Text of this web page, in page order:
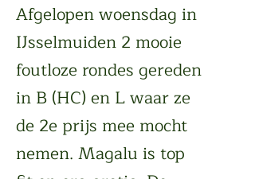
Afgelopen woensdag in
IJsselmuiden 2 mooie
foutloze rondes gereden
in B (HC) en L waar ze
de 2e prijs mee mocht
nemen. Magalu is top